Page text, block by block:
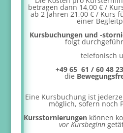
betragen dann 14,00 € /
ab 2 Jahren 21,00 € / Kurs
einer
Kursbuchungen und -
folgt
telefonisch
+49 65 61 / 60 48
die
Eine Kursbuchung ist
möglich, sofern noch
Kursstornierungen können
vor Kursbeginn